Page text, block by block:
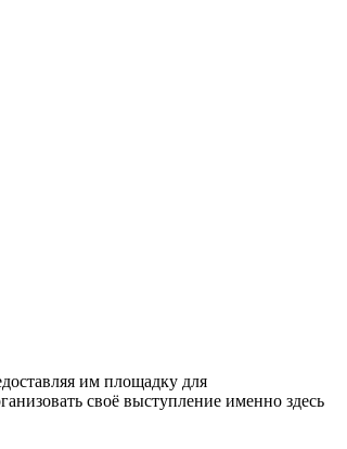
им площадку для
своё выступление именно здесь